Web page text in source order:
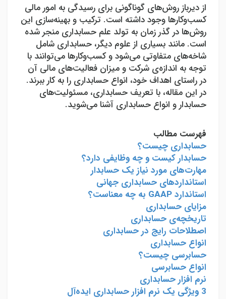
از دیرباز روش‌های گوناگونی برای رسیدگی به امور مالی
کسب‌وکارها وجود داشته است. ترکیب و بهینه‌سازی این
روش‌ها در گذر زمان به تولد علم حسابداری منجر شده
است. مانند بسیاری از علوم دیگر، حسابداری شامل
شاخه‌‌های متفاوتی می‌شود و کسب‌وکارها می‌توانند با
توجه به اندازه‌ی شرکت و میزان فعالیت‌‌های مالی آن
در راستای اهداف خود، انواع حسابداری را به کار ببرند.
در این مقاله، با تعریف حسابداری، مسئولیت‌های
حسابدار و انواع حسابداری آشنا می‌شوید.
فهرست مطالب
حسابداری چیست؟
حسابدار کیست و چه وظایفی دارد؟
مهارت‌های مورد نیاز یک حسابدار
استانداردهای حسابداری جهانی
استانداردGAAP به چه معناست؟
مزایای حسابداری
تاریخچه‌ی حسابداری
اصطلاحات رایج در حسابداری
انواع حسابداری
حسابرسی چیست؟
انواع حسابرسی
نرم‌ افزار حسابداری
3 ویژگی یک نرم‌ افزار حسابداری ایده‌آل